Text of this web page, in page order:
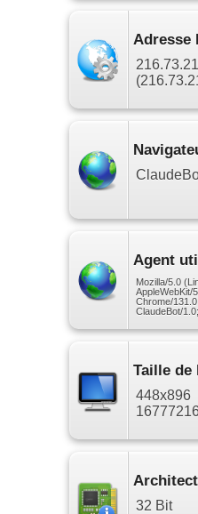
Adresse
Agent
Mozilla/5.0
AppleWebKit/
Chrome/
ClaudeBot/
Taille de
448x896
32 Bit